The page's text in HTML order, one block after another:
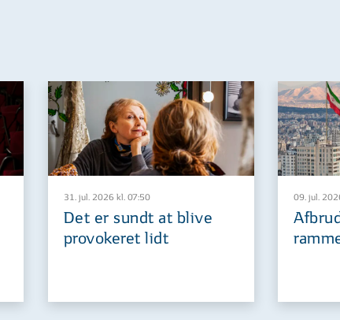
31. jul. 2026 kl. 07:50
Det er sundt at blive
provokeret lidt
09. jul.